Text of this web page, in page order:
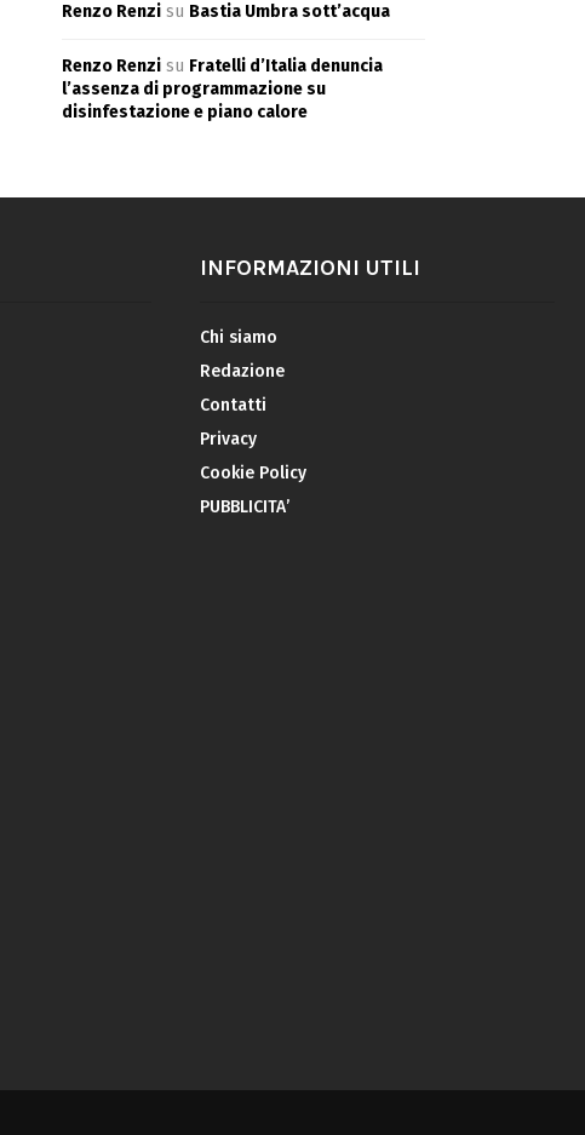
Renzo Renzi su Bastia Umbra sott’acqua
Renzo Renzi su Fratelli d’Italia denuncia
l’assenza di programmazione su
disinfestazione e piano calore
INFORMAZIONI UTILI
Chi siamo
Redazione
Contatti
Privacy
Cookie Policy
PUBBLICITA’